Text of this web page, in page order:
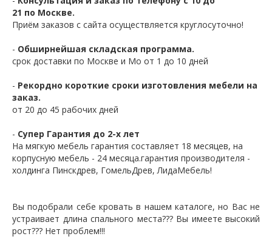
21 по Москве.
Приём заказов с сайта осуществляется круглосуточно!
- Обширнейшая складская программа.
срок доставки по Москве и Мо от 1 до 10 дней
- Рекордно короткие сроки изготовления мебели на
заказ.
от 20 до 45 рабочих дней
- Супер Гарантия до 2-х лет
На мягкую мебель гарантия составляет 18 месяцев, на
корпусную мебель - 24 месяца.гарантия производителя -
холдинга Пинскдрев, ГомельДрев, ЛидаМебель!
Вы подобрали себе кровать в нашем каталоге, но Вас не
устраивает длина спального места??? Вы имеете высокий
рост??? Нет проблем!!!